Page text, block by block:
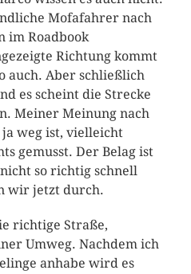
Mofafahrer nach
im Roadbook
Richtung kommt
auch. Aber schließlich
es scheint die Strecke
Meiner Meinung nach
ja weg ist, vielleicht
gemusst. Der Belag ist
so richtig schnell
wir jetzt durch.
richtige Straße,
Umweg. Nachdem ich
anhabe wird es